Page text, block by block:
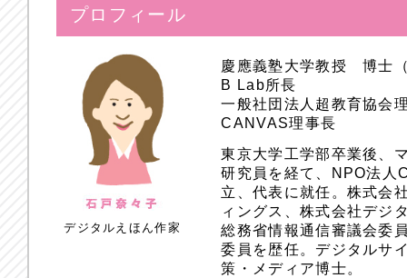
プロフィール
デジタルえほん作家
慶應義塾大学教授 博士
B Lab所長
一般社団法人超教育協会
CANVAS理事長
東京大学工学部卒業後、
研究員を経て、NPO法人
立、代表に就任。株式会
ィングス、株式会社デジ
総務省情報通信審議会委
委員を歴任。デジタルサ
策・メディア博士。